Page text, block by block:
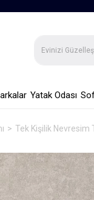
Yatak Odası
Tek Kişilik Nevresim